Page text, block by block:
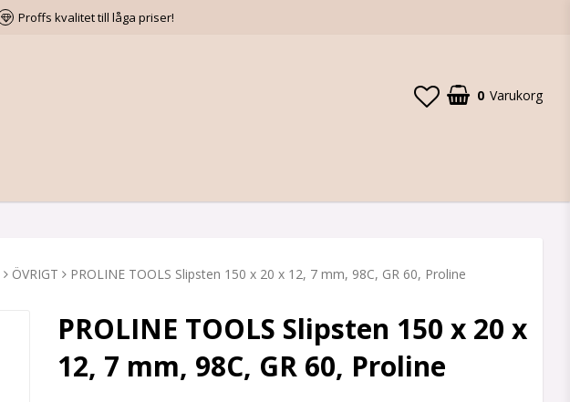
Proffs kvalitet till låga priser!
0 Varukorg
ÖVRIGT PROLINE TOOLS Slipsten 150 x 20 x 12, 7 mm, 98C, GR 60, Proline
PROLINE TOOLS Slipsten 150 x 20 x
12, 7 mm, 98C, GR 60, Proline